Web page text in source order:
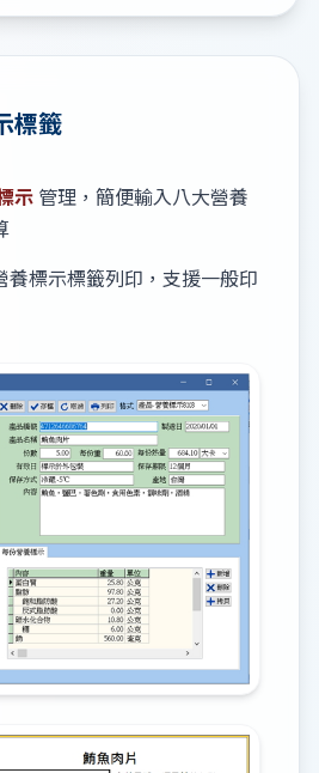
標籤
示 管理，簡便輸入八大營養
養標示標籤列印，支援一般印